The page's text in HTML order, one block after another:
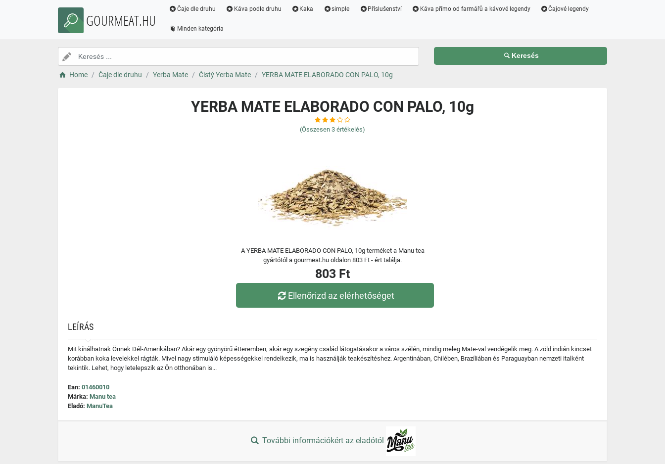
GOURMEAT.HU
Čaje dle druhu Káva podle druhu Kaka simple Příslušenství Káva přímo od farmářů a kávové legendy Čajové legendy
Minden kategória
Keresés
Home Čaje dle druhu Yerba Mate Čistý Yerba Mate YERBA MATE ELABORADO CON PALO, 10g
YERBA MATE ELABORADO CON PALO, 10g
(Összesen 3 értékelés)
A YERBA MATE ELABORADO CON PALO, 10g terméket a Manu tea
gyártótól a gourmeat.hu oldalon 803 Ft - ért találja.
803 Ft
Ellenőrizd az elérhetőséget
LEÍRÁS
Mit kínálhatnak Önnek Dél-Amerikában? Akár egy gyönyörű étteremben, akár egy szegény család látogatásakor a város szélén, mindig meleg Mate-val vendégelik meg. A zöld indián kincset
korábban koka levelekkel rágták. Mivel nagy stimuláló képességekkel rendelkezik, ma is használják teakészítéshez. Argentínában, Chilében, Brazíliában és Paraguayban nemzeti italként
tekintik. Lehet, hogy letelepszik az Ön otthonában is...
Ean: 01460010
Márka: Manu tea
Eladó: ManuTea
További információkért az eladótól